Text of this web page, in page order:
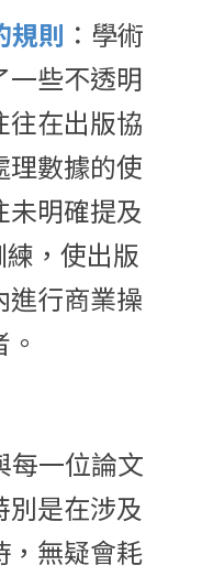
規則 ：學術
一些不透明
往在出版協
理數據的使
未明確提及
，使出版
進行商業操
每一位論文
別是在涉及
，無疑會耗